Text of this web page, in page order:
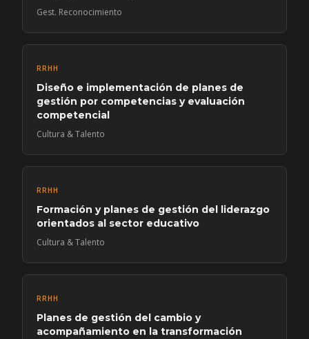
Gest. Reconocimiento
RRHH
Diseño e implementación de planes de
gestión por competencias y evaluación
competencial
Cultura & Talento
RRHH
Formación y planes de gestión del liderazgo
orientados al sector educativo
Cultura & Talento
RRHH
Planes de gestión del cambio y
acompañamiento en la transformación